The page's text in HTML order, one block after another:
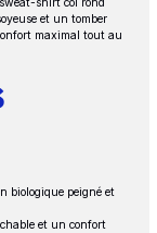
et un tomber
maximal tout au
biologique peigné et
et un confort